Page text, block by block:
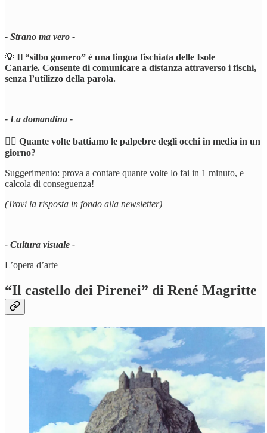
- Strano ma vero -
💡 Il “silbo gomero” è una lingua fischiata delle Isole
Canarie. Consente di comunicare a distanza attraverso i fischi,
senza l’utilizzo della parola.
- La domandina -
🕵️‍♂️ Quante volte battiamo le palpebre degli occhi in media in un
giorno?
Suggerimento: prova a contare quante volte lo fai in 1 minuto, e
calcola di conseguenza!
(Trovi la risposta in fondo alla newsletter)
- Cultura visuale -
L’opera d’arte
“Il castello dei Pirenei” di René Magritte